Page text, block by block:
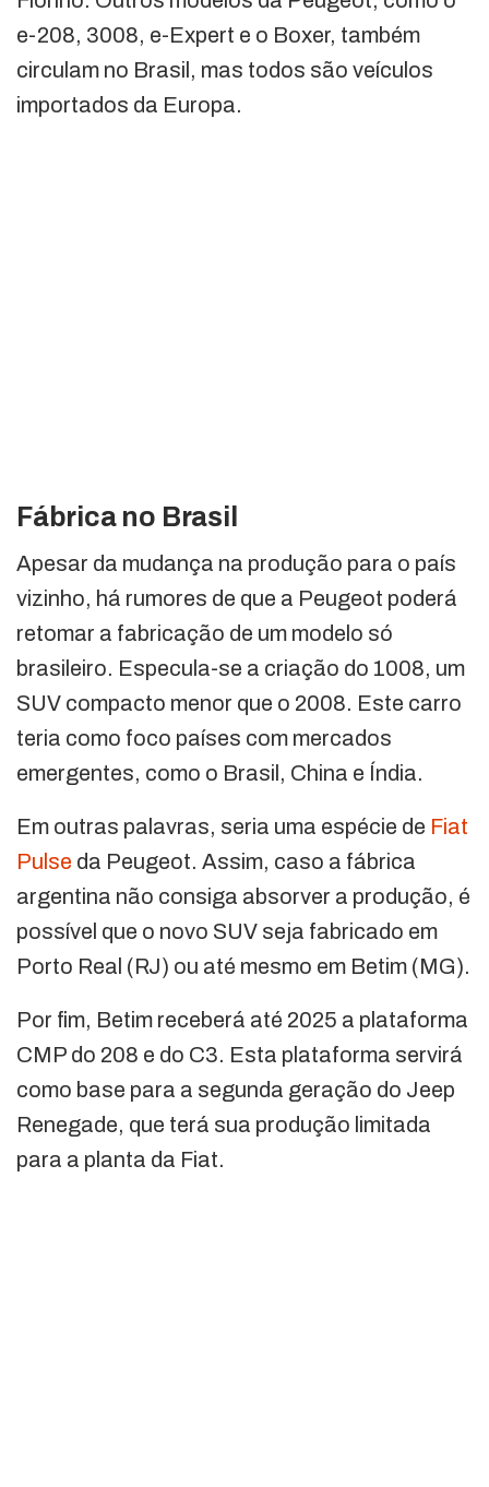
e-208, 3008, e-Expert e o Boxer, também
circulam no Brasil, mas todos são veículos
importados da Europa.
Fábrica no Brasil
Apesar da mudança na produção para o país
vizinho, há rumores de que a Peugeot poderá
retomar a fabricação de um modelo só
brasileiro. Especula-se a criação do 1008, um
SUV compacto menor que o 2008. Este carro
teria como foco países com mercados
emergentes, como o Brasil, China e Índia.
Em outras palavras, seria uma espécie de Fiat
Pulse da Peugeot. Assim, caso a fábrica
argentina não consiga absorver a produção, é
possível que o novo SUV seja fabricado em
Porto Real (RJ) ou até mesmo em Betim (MG).
Por fim, Betim receberá até 2025 a plataforma
CMP do 208 e do C3. Esta plataforma servirá
como base para a segunda geração do Jeep
Renegade, que terá sua produção limitada
para a planta da Fiat.